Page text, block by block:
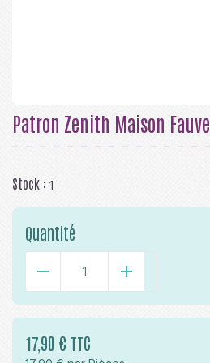
Patron Zenith Maison Fauve
Stock : 1
Quantité
- +
17,90 € TTC